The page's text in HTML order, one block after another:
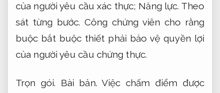
của người yêu cầu xác thực; Năng lực. Theo
sát từng bước. Công chứng viên cho rằng
buộc bắt buộc thiết phải bảo vệ quyền lợi
của người yêu cầu chứng thực.
Trọn gói. Bài bản. Việc chấm điểm được